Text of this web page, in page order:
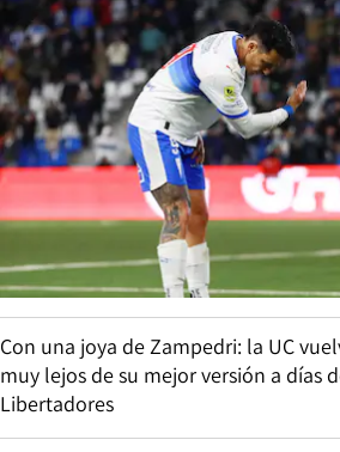
Con una joya de Zampedri: la UC
muy lejos de su mejor versión a días
Libertadores